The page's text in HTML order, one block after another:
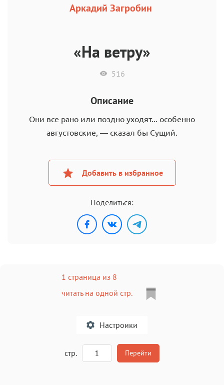
Аркадий Загробин
«На ветру»
516
Описание
Они все рано или поздно уходят... особенно
августовские, — сказал бы Сущий.
Добавить в избранное
Поделиться:
1 страница из 8
читать на одной стр.
Настроики
стр. Перейти